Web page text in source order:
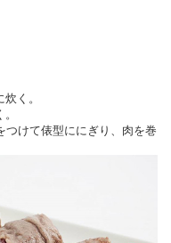
く。
つけて俵型ににぎり、肉を巻